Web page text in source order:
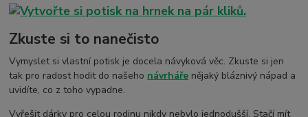
Zkuste si to nanečisto
Vymyslet si vlastní potisk je docela návyková věc. Zkuste si jen
tak pro radost hodit do našeho návrháře nějaký bláznivý nápad a
uvidíte, co z toho vypadne.
Vyřešit dárky pro celou rodinu nikdy nebylo jednodušší. Stačí mít